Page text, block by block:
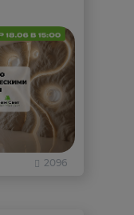
2096